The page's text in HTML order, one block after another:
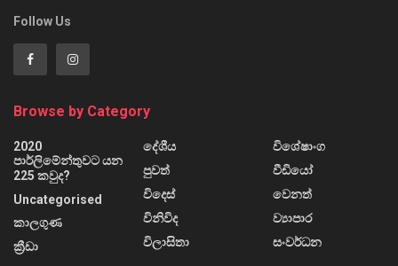
Follow Us
Browse by Category
2020
පාර්ලිමේන්තුවට යන
225 කවුද?
Uncategorised
කාලගුණ
ක්‍රීඩා
දේශීය
පුවත්
විදෙස්
විනිවිද
විලාසිතා
විශේෂාංග
වීඩියෝ
වෙනත්
ව්‍යාපාර
සංවර්ධන